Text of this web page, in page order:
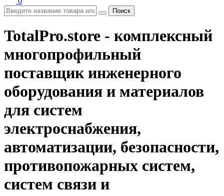
Поиск
TotalPro.store - комплексный
многопрофильный
поставщик инженерного
оборудования и материалов
для систем
электроснабжения,
автоматизации, безопасности,
противопожарных систем,
систем связи и